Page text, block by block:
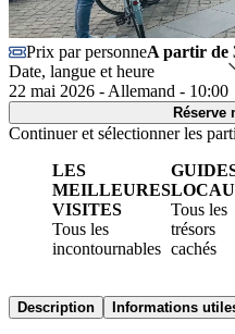
Prix par personneA partir de
Date, langue et heure
22 mai 2026 - Allemand - 10:00
Réserve
Continuer et sélectionner les
LES
MEILLEURES
VISITES
Tous les
incontournables
Tous les
trésors
cachés
Description Informations